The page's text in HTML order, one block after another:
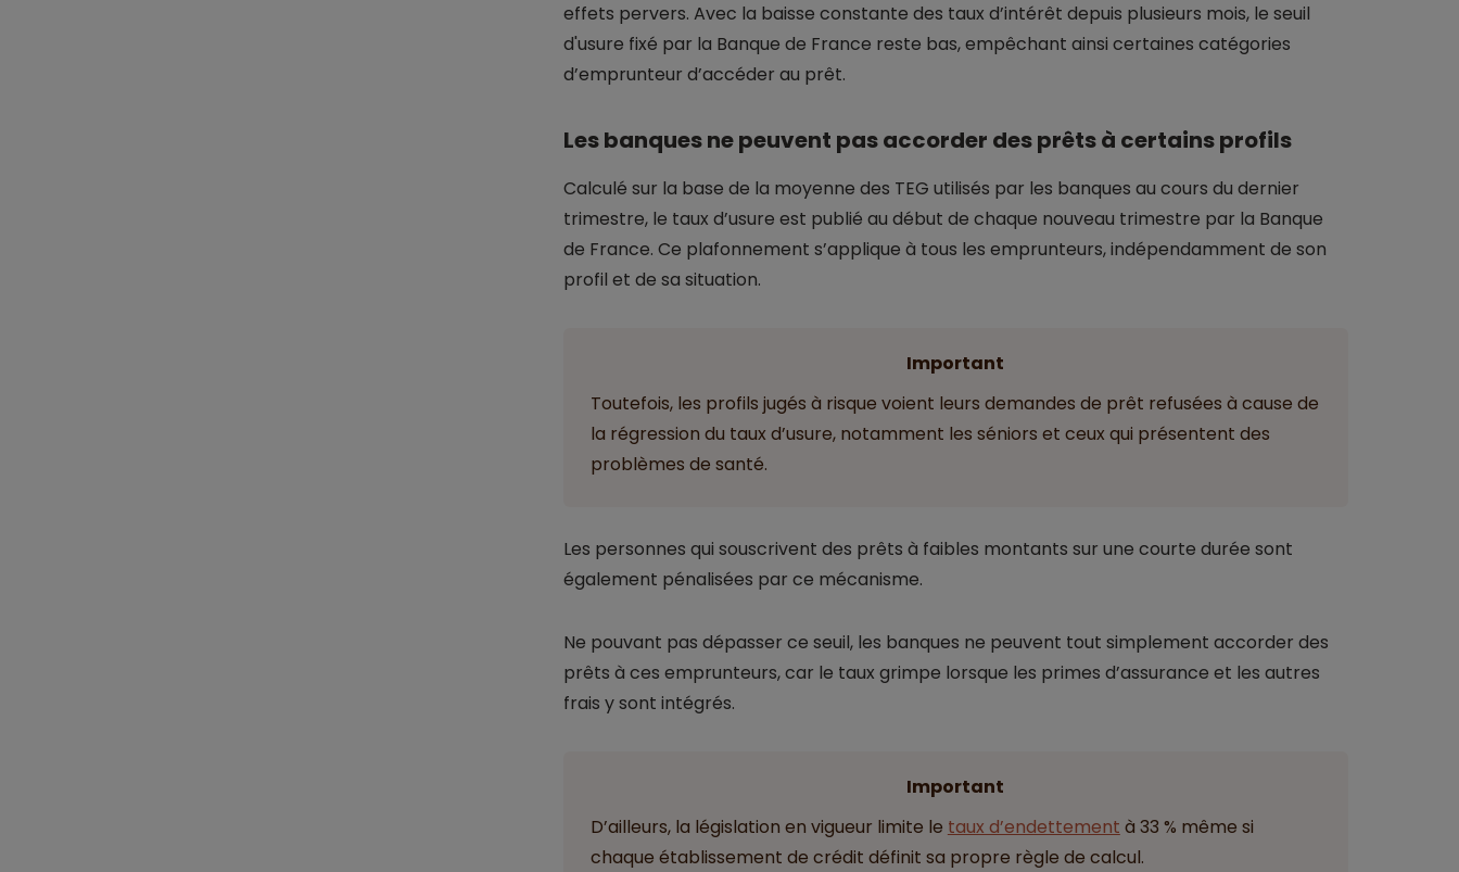
effets pervers. Avec la baisse constante des taux d’intérêt depuis plusieurs mois, le seuil
d'usure fixé par la Banque de France reste bas, empêchant ainsi certaines catégories
d’emprunteur d’accéder au prêt.
Les banques ne peuvent pas accorder des prêts à certains profils
Calculé sur la base de la moyenne des TEG utilisés par les banques au cours du dernier
trimestre, le taux d’usure est publié au début de chaque nouveau trimestre par la Banque
de France. Ce plafonnement s’applique à tous les emprunteurs, indépendamment de son
profil et de sa situation.
Important
Toutefois, les profils jugés à risque voient leurs demandes de prêt refusées à cause de
la régression du taux d’usure, notamment les séniors et ceux qui présentent des
problèmes de santé.
Les personnes qui souscrivent des prêts à faibles montants sur une courte durée sont
également pénalisées par ce mécanisme.
Ne pouvant pas dépasser ce seuil, les banques ne peuvent tout simplement accorder des
prêts à ces emprunteurs, car le taux grimpe lorsque les primes d’assurance et les autres
frais y sont intégrés.
Important
D’ailleurs, la législation en vigueur limite le taux d’endettement à 33 % même si
chaque établissement de crédit définit sa propre règle de calcul.